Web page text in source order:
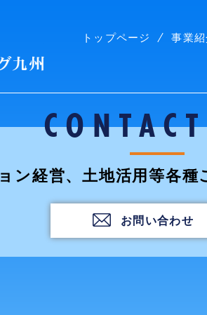
株式会社コープリビング九州
トップページ 事業紹
ン経営、土地活用等各種
お問い合わせ